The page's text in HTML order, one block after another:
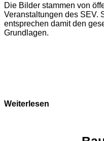
Die Bilder stammen von
Veranstaltungen des SEV.
entsprechen damit den
Grundlagen.
Weiterlesen